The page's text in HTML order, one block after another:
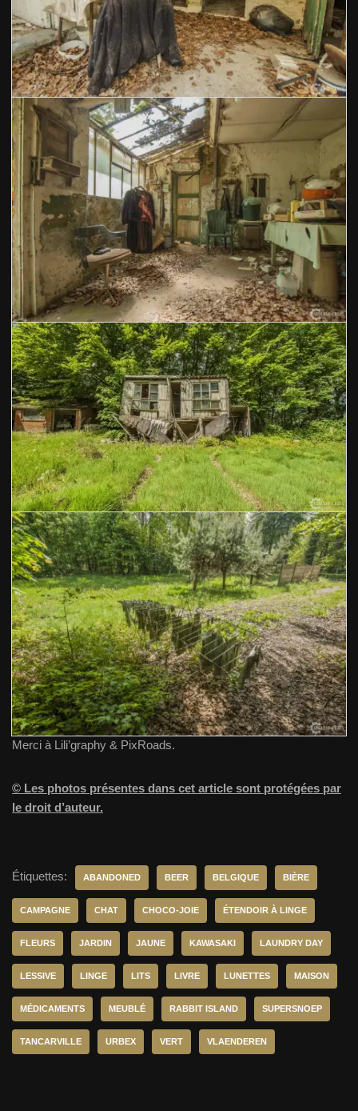
Merci à Lili’graphy & PixRoads.
© Les photos présentes dans cet article sont protégées par
le droit d’auteur.
Étiquettes: ABANDONED BEER BELGIQUE BIÈRE
CAMPAGNE CHAT CHOCO-JOIE ÉTENDOIR À LINGE
FLEURS JARDIN JAUNE KAWASAKI LAUNDRY DAY
LESSIVE LINGE LITS LIVRE LUNETTES MAISON
MÉDICAMENTS MEUBLÉ RABBIT ISLAND SUPERSNOEP
TANCARVILLE URBEX VERT VLAENDEREN